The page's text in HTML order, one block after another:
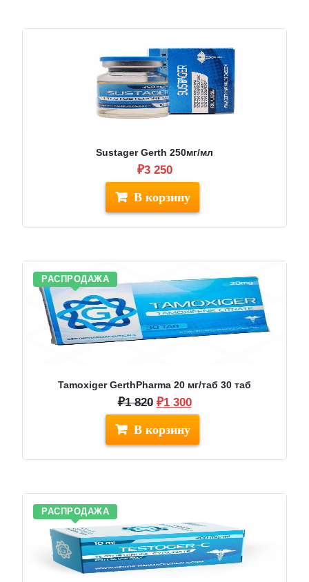
Sustager Gerth 250мг/мл
₽3 250
РАСПРОДАЖА
Tamoxiger GerthPharma 20 мг/таб 30 таб
₽1 820 Первоначальная
цена
составляла
₽1
820.
₽1 300Текущая
цена:
300.
РАСПРОДАЖА